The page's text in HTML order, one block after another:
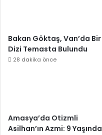
Bakan Göktaş, Van’da Bir
Dizi Temasta Bulundu
28 dakika önce
Amasya’da Otizmli
Asilhan’ın Azmi: 9 Yaşında